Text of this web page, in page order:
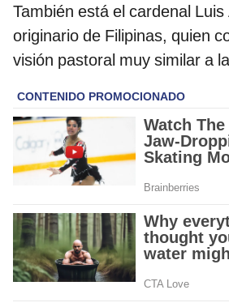
También está el cardenal Luis
originario de Filipinas, quien
visión pastoral muy similar a